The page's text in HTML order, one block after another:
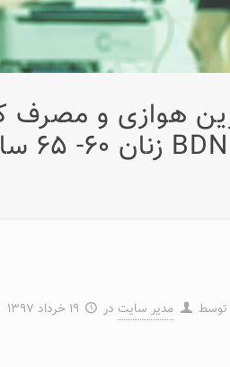
هوازی و
توسط مدیر سایت در ۱۹ خرداد ۱۳۹۷